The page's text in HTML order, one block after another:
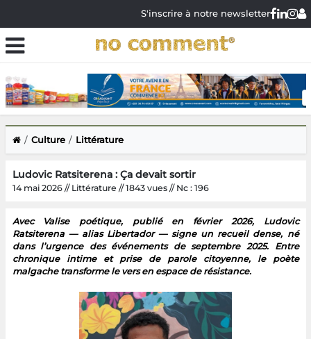
S'inscrire à notre newsletter
Culture Littérature
Ludovic Ratsiterena : Ça devait sortir
14 mai 2026 // Littérature // 1843 vues // Nc : 196
Avec Valise poétique, publié en février 2026, Ludovic
Ratsiterena — alias Libertador — signe un recueil dense, né
dans l’urgence des événements de septembre 2025. Entre
chronique intime et prise de parole citoyenne, le poète
malgache transforme le vers en espace de résistance.